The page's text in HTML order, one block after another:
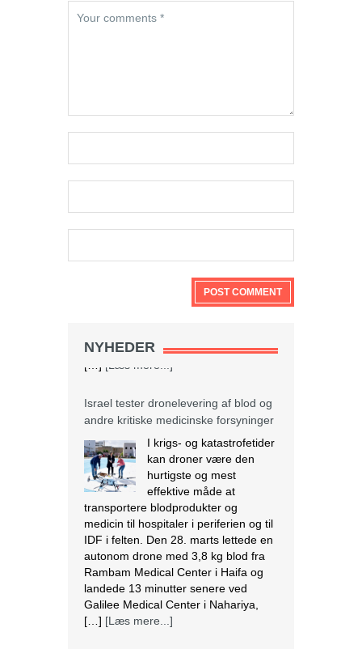
NYHEDER
Israel tester dronelevering af blod og
I krigs- og katastrofetider
hurtigste og mest
effektive måde at
transportere blodprodukter og
medicin til hospitaler i periferien og til
IDF i felten. Den 28. marts lettede en
autonom drone med 3,8 kg blod fra
Rambam Medical Center i Haifa og
landede 13 minutter senere ved
Galilee Medical Center i Nahariya,
[…][Læs mere...]
Den nigerianske regering ser væk,